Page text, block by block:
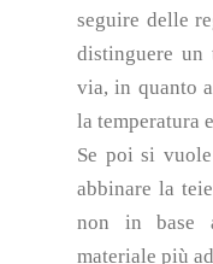
seguire delle
distinguere un
via, in quanto
la temperatura
Se poi si
abbinare la
non in base
materiale più